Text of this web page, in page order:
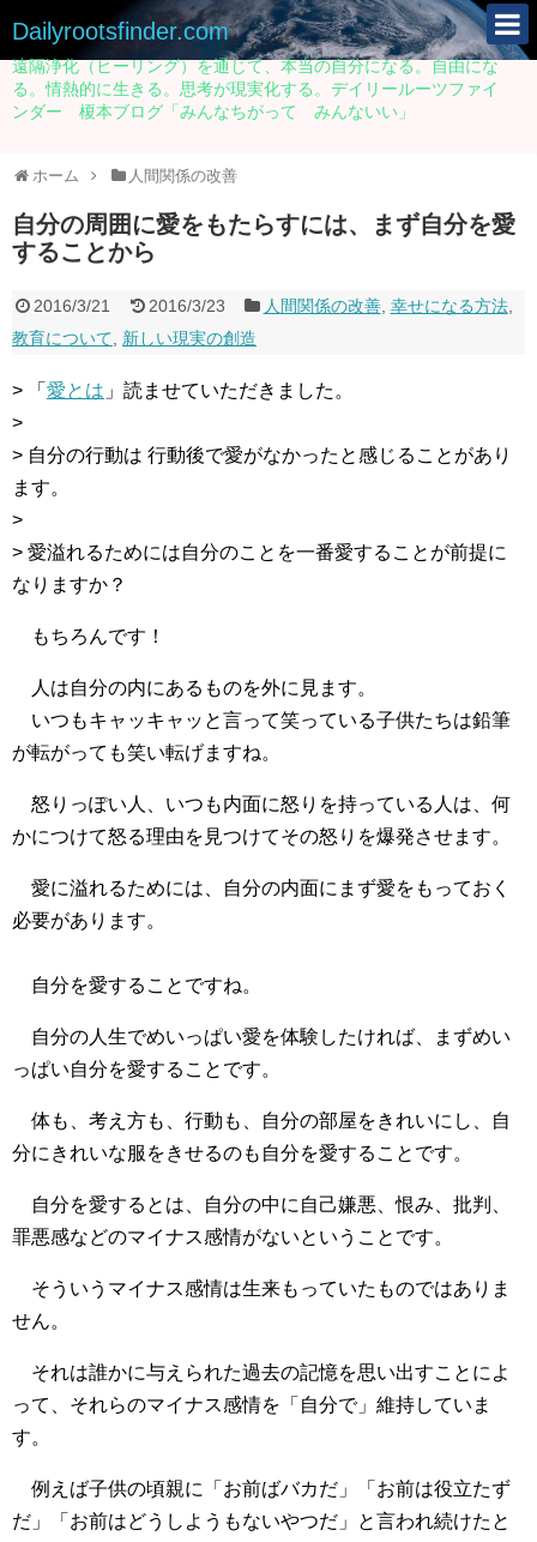
Dailyrootsfinder.com
遠隔浄化（ヒーリング）を通じて、本当の自分になる。自由にな
る。情熱的に生きる。思考が現実化する。デイリールーツファイ
ンダー 榎本ブログ「みんなちがって みんないい」
ホーム 人間関係の改善
自分の周囲に愛をもたらすには、まず自分を愛
することから
2016/3/21 2016/3/23 人間関係の改善, 幸せになる方法,
教育について
新しい現実の創造
> 「 愛とは 」読ませていただきました。
>
> 自分の行動は 行動後で愛がなかったと感じることがあり
ます。
>
> 愛溢れるためには自分のことを一番愛することが前提に
なりますか？
もちろんです！
人は自分の内にあるものを外に見ます。
いつもキャッキャッと言って笑っている子供たちは鉛筆
が転がっても笑い転げますね。
怒りっぽい人、いつも内面に怒りを持っている人は、何
かにつけて怒る理由を見つけてその怒りを爆発させます。
愛に溢れるためには、自分の内面にまず愛をもっておく
必要があります。
自分を愛することですね。
自分の人生でめいっぱい愛を体験したければ、まずめい
っぱい自分を愛することです。
体も、考え方も、行動も、自分の部屋をきれいにし、自
分にきれいな服をきせるのも自分を愛することです。
自分を愛するとは、自分の中に自己嫌悪、恨み、批判、
罪悪感などのマイナス感情がないということです。
そういうマイナス感情は生来もっていたものではありま
せん。
それは誰かに与えられた過去の記憶を思い出すことによ
って、それらのマイナス感情を「自分で」維持していま
す。
例えば子供の頃親に「お前ばバカだ」「お前は役立たず
だ」「お前はどうしようもないやつだ」と言われ続けたと